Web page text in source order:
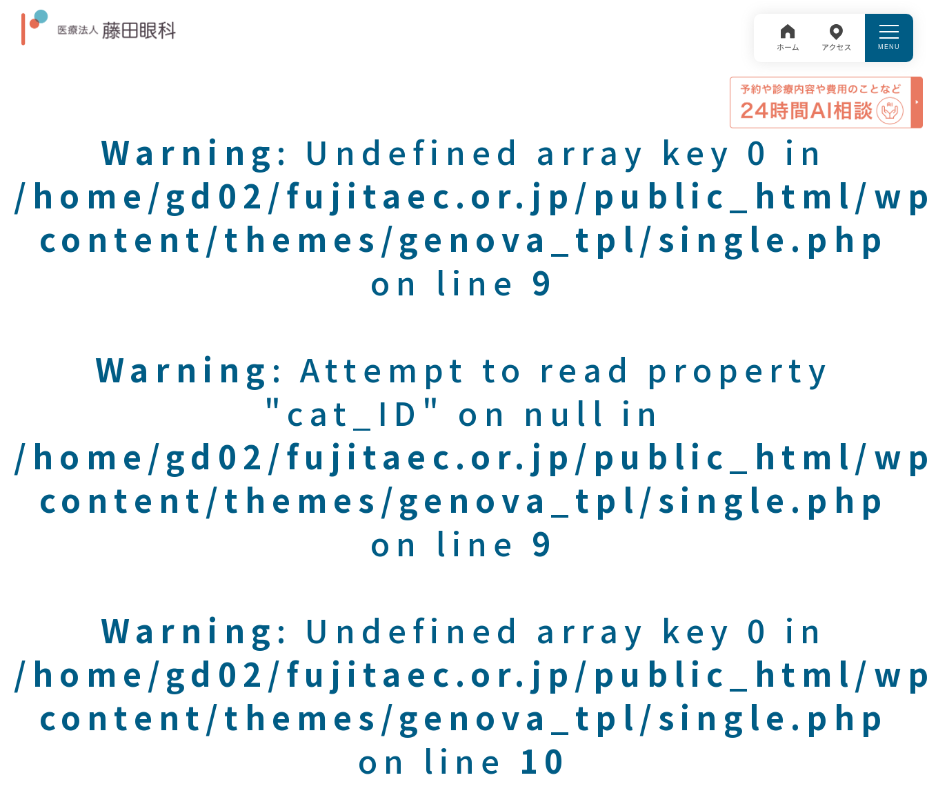
Warning: Undefined array key 0 in
/home/gd02/fujitaec.or.jp/public_html/
content/themes/genova_tpl/single.php
on line 9
Warning : Attempt to read property
"cat_ID" on null in
/home/gd02/fujitaec.or.jp/public_html/
content/themes/genova_tpl/single.php
on line 9
Warning: Undefined array key 0 in
/home/gd02/fujitaec.or.jp/public_html/
content/themes/genova_tpl/single.php
on line 10